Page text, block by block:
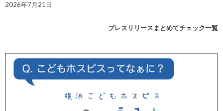
2026年7月21日
プレスリリースまとめてチェック一覧